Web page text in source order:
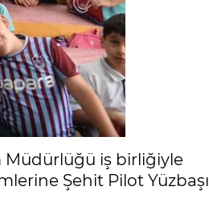
Müdürlüğü iş birliğiyle
Şehit Pilot Yüzbaşı